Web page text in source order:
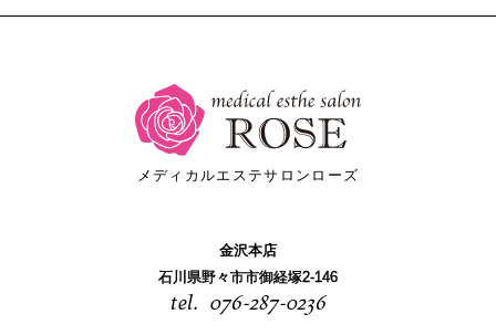
メディカルエステサロンローズ
金沢本店
石川県野々市市御経塚2-146
076-287-0236